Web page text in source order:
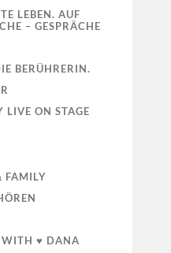
LEBEN. AUF
– GESPRÄCHE
BERÜHRERIN.
LIVE ON STAGE
FAMILY
WITH ♥ DANA